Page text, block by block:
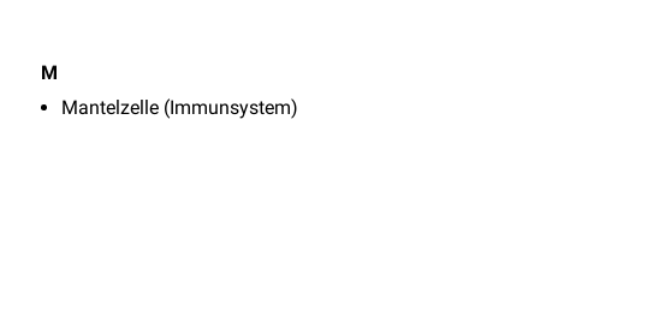
M
Mantelzelle (Immunsystem)